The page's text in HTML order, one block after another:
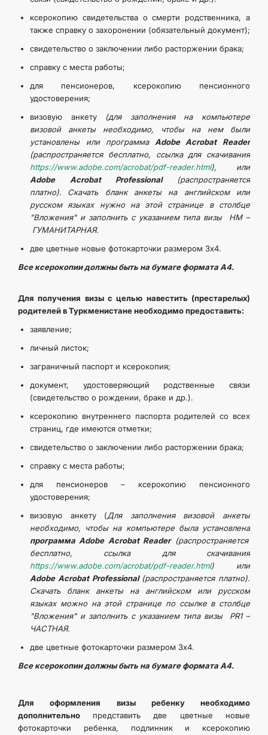
ксерокопию свидетельства о смерти родственника, а
также справку о захоронении (обязательный документ);
свидетельство о заключении либо расторжении брака;
справку с места работы;
для пенсионеров, ксерокопию пенсионного
удостоверения;
визовую анкету
(для заполнения на компьютере
визовой анкеты необходимо, чтобы на нем были
установлены или программаAdobe Acrobat Reader
(распространяется бесплатно, ссылка для скачивания
https://www.adobe.com/acrobat/pdf-reader.html), или
Adobe Acrobat Professional
(распространяется
платно).
Скачать бланк анкеты на английском или
русском языках нужно на этой странице в столбце
"Вложения" и заполнить с указанием типа визы HM –
ГУМАНИТАРНАЯ.
две цветные новые фотокарточки размером 3х4.
Все ксерокопии должны быть на бумаге формата А4.
Для получения визы с целью навестить (престарелых)
родителей в Туркменистане необходимо предоставить:
заявление;
личный листок;
заграничный паспорт и ксерокопия;
документ, удостоверяющий родственные связи
(свидетельство о рождении, браке и др.).
ксерокопию внутреннего паспорта родителей со всех
страниц, где имеются отметки;
свидетельство о заключении либо расторжении брака;
справку с места работы;
для пенсионеров – ксерокопию пенсионного
удостоверения;
визовую анкету (Для заполнения визовой анкеты
необходимо, чтобы на компьютере была установлена
программа Adobe Acrobat Reader(распространяется
бесплатно, ссылка для скачивания
https://www.adobe.com/acrobat/pdf-reader.html) или
Adobe Acrobat Professional(распространяется платно).
Скачать бланк анкеты на английском или русском
языках можно на этой странице по ссылке в столбце
"Вложения" и заполнить с указанием типа визы PR1 –
ЧАСТНАЯ.
две цветные фотокарточки размером 3х4.
Все ксерокопии должны быть на бумаге формата А4.
Для оформления визы ребенку необходимо
дополнительно представить две цветные новые
фотокарточки ребенка, подлинник и ксерокопию